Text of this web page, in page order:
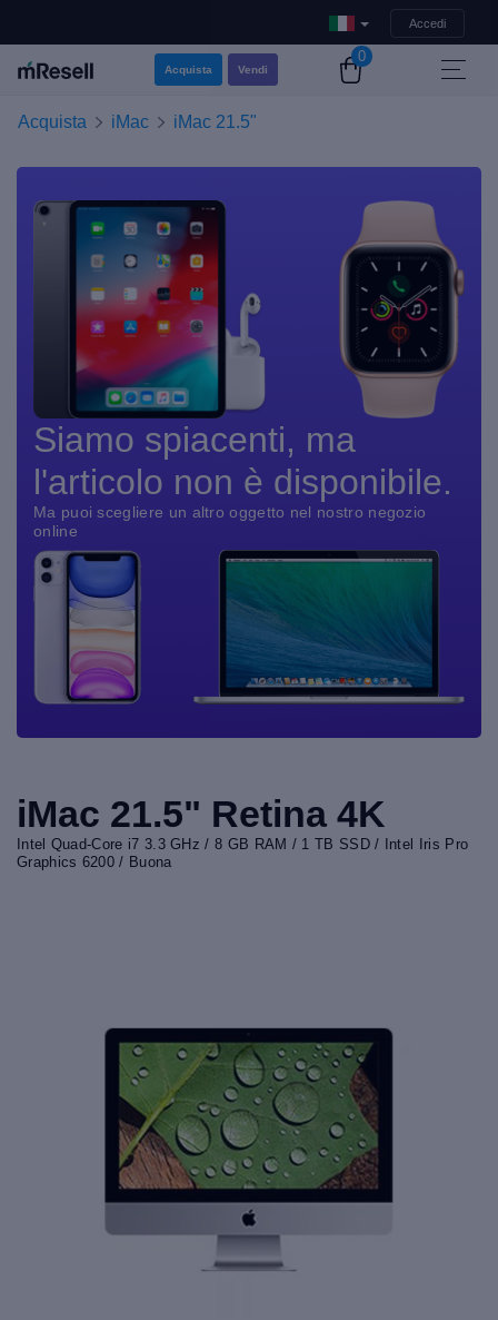
Accedi
Acquista Vendi
0
Acquista iMac iMac 21.5"
Siamo spiacenti, ma
l'articolo non è disponibile.
Ma puoi scegliere un altro oggetto nel nostro negozio
online
iMac 21.5" Retina 4K
Intel Quad-Core i7 3.3 GHz / 8 GB RAM / 1 TB SSD / Intel Iris Pro
Graphics 6200 / Buona